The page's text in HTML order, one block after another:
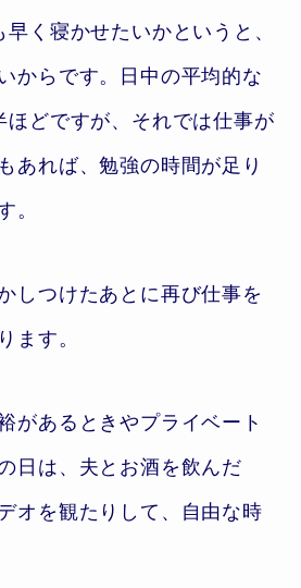
く寝かせたいかというと、
からです。日中の平均的な
ほどですが、それでは仕事が
あれば、勉強の時間が足り
。
しつけたあとに再び仕事を
ます。
があるときやプライベート
日は、夫とお酒を飲んだ
オを観たりして、自由な時